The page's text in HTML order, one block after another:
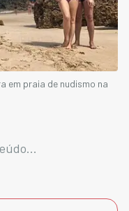
em praia de nudismo na